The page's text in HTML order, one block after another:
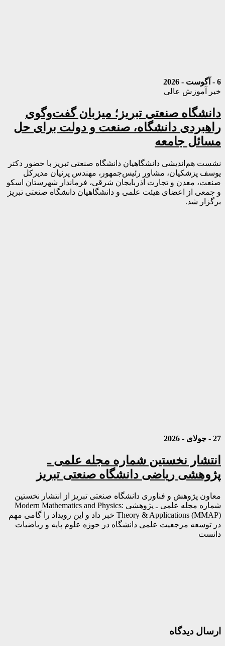
6 - آگوست - 2026
خیر آموزش عالی
دانشگاه صنعتی تبریز؛ میزبان گفت‌وگوی
راهبردی دانشگاه، صنعت و دولت برای حل
مسائل جامعه
نشست هم‌اندیشی دانشگاهیان دانشگاه صنعتی تبریز با حضور دکتر
یوسف پزشکیان، مشاور رئیس‌جمهور، مهندس پرنیان مدیرکل
صنعت، معدن و تجارت آذربایجان شرقی، فرماندار شهرستان اسکو
و جمعی از اعضای هیئت علمی و دانشگاهیان دانشگاه صنعتی تبریز
برگزار شد.
27 - جولای - 2026
انتشار نخستین شماره مجله علمی ـ
پژوهشی ریاضی دانشگاه صنعتی تبریز
معاون پژوهش و فناوری دانشگاه صنعتی تبریز از انتشار نخستین
شماره مجله علمی ـ پژوهشی Modern Mathematics and Physics:
Theory & Applications (MMAP) خبر داد و این رویداد را گامی مهم
در توسعه مرجعیت علمی دانشگاه در حوزه علوم پایه و ریاضیات
دانست
ارسال دیدگاه